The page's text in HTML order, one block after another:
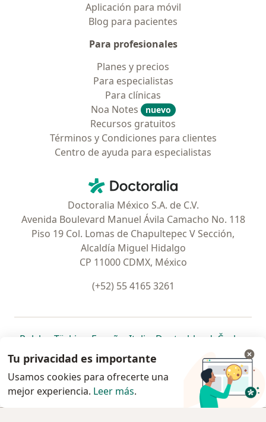
Aplicación para móvil
Blog para pacientes
Para profesionales
Planes y precios
Para especialistas
Para clínicas
Noa Notes
nuevo
Recursos gratuitos
Términos y Condiciones para clientes
Centro de ayuda para especialistas
Doctoralia - Página de inicio
Doctoralia México S.A. de C.V.
Avenida Boulevard Manuel Ávila Camacho No. 118
Piso 19 Col. Lomas de Chapultepec V Sección,
Alcaldía Miguel Hidalgo
CP 11000 CDMX, México
(+52) 55 4165 3261
Polska se abre en una nueva pestaña
Türkiye se abre en una nueva pestaña
España se abre en una nueva pestaña
Italia se abre en una nueva
Deutschlandse abre en
Česko
Portugal
se abre en una nueva pestaña
México se abre en una nueva pestaña
Chile se abre en una nueva pestaña
Brasil se abre en una nueva
se abre en
se
se abre en una nueva
www.doctoralia.com.mx © 2026 - Encuentra tu
Tu privacidad es importante
Usamos cookies para ofrecerte una
mejor experiencia. Leer más.